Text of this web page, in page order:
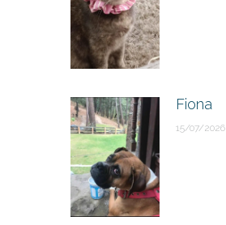
Fiona
15/07/2026